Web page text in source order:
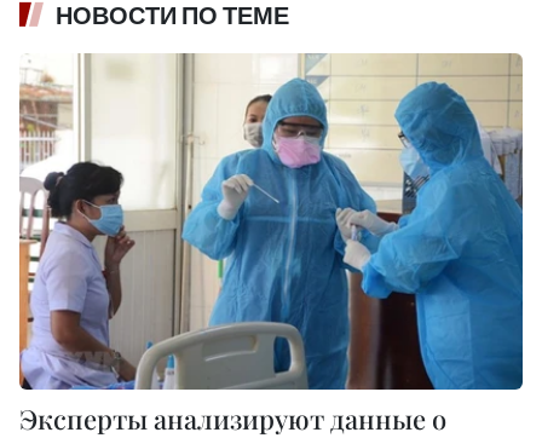
НОВОСТИ ПО ТЕМЕ
Эксперты анализируют данные о